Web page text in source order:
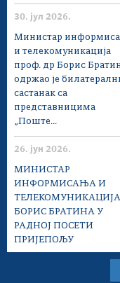
30. јул 2026.
Министар
и телекомуникација
проф. др Борис
одржао је
састанак са
представницима
„Поште...
26. јун 2026.
МИНИСТАР
ИНФОРМИСАЊА И
ТЕЛЕКОМУНИКАЦИЈА
БОРИС БРАТИНА У
РАДНОЈ ПОСЕТИ
ПРИЈЕПОЉУ